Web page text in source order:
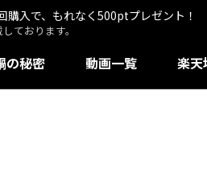
入で、もれなく500ptプレゼント！
ております。
の秘密 動画一覧 楽天